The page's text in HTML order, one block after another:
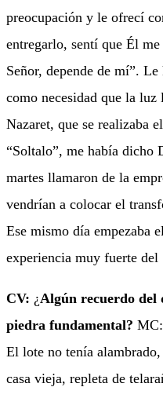
preocupación y le ofrecí
entregarlo, sentí que Él
Señor, depende de mí”.
como necesidad que la luz
Nazaret, que se realizaba
“Soltalo”, me había dicho
martes llamaron de la
vendrían a colocar el
Ese mismo día empezaba
experiencia muy fuerte del
CV: ¿Algún recuerdo del
piedra fundamental?
El lote no tenía
casa vieja, repleta de